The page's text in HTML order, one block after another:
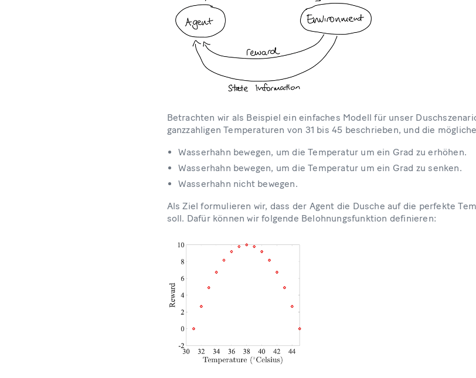
Betrachten wir als Beispiel ein einfaches Modell für unser
ganzzahligen Temperaturen von 31 bis 45 beschrieben, und die
Wasserhahn bewegen, um die Temperatur um ein Grad zu erhöhen.
Wasserhahn bewegen, um die Temperatur um ein Grad zu senken.
Wasserhahn nicht bewegen.
Als Ziel formulieren wir, dass der Agent die Dusche auf die perfekte
soll. Dafür können wir folgende Belohnungsfunktion definieren: